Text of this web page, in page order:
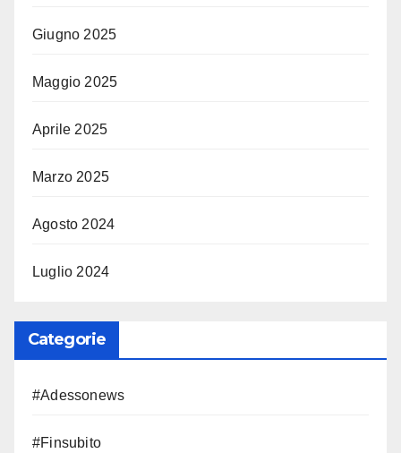
Giugno 2025
Maggio 2025
Aprile 2025
Marzo 2025
Agosto 2024
Luglio 2024
Categorie
#Adessonews
#Finsubito